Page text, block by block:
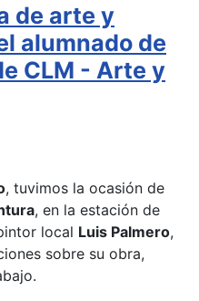
de arte y
alumnado de
CLM - Arte y
, tuvimos la ocasión de
, en la estación de
local Luis Palmero,
sobre su obra,